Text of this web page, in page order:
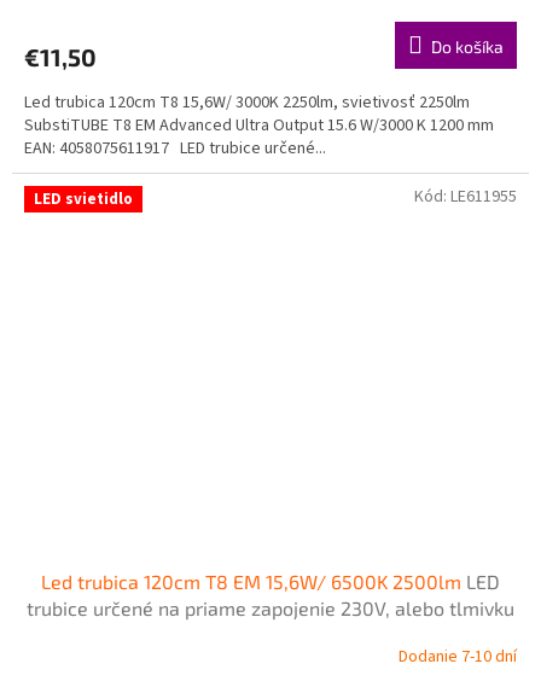
€11,50 Do košíka
Led trubica 120cm T8 15,6W/ 3000K 2250lm, svietivosť 2250lm
SubstiTUBE T8 EM Advanced Ultra Output 15.6 W/3000 K 1200 mm
EAN: 4058075611917 LED trubice určené...
LED svietidlo
Led trubica 120cm T8 EM 15,6W/ 6500K 2500lm LED
trubice určené na priame zapojenie 230V, alebo tlmivku
Dodanie 7-10 dní
Kód: LE611955